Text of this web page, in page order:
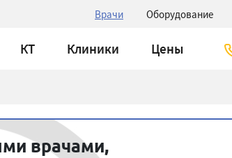
Врачи Оборудование
КТ Клиники Цены
врачами,